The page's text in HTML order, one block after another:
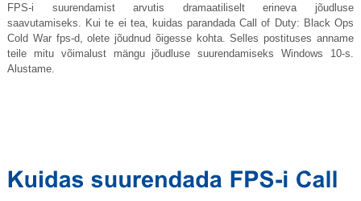
FPS-i suurendamist arvutis dramaatiliselt erineva jõudluse
saavutamiseks. Kui te ei tea, kuidas parandada Call of Duty: Black Ops
Cold War fps-d, olete jõudnud õigesse kohta. Selles postituses anname
teile mitu võimalust mängu jõudluse suurendamiseks Windows 10-s.
Alustame.